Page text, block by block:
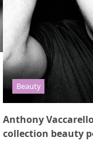
Beauty
Anthony
collection beauty